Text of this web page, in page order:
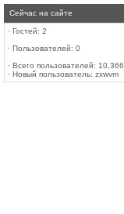
Сейчас на сайте
· Гостей: 2
· Пользователей: 0
· Всего пользователей: 10,366
· Новый пользователь: zxwvm